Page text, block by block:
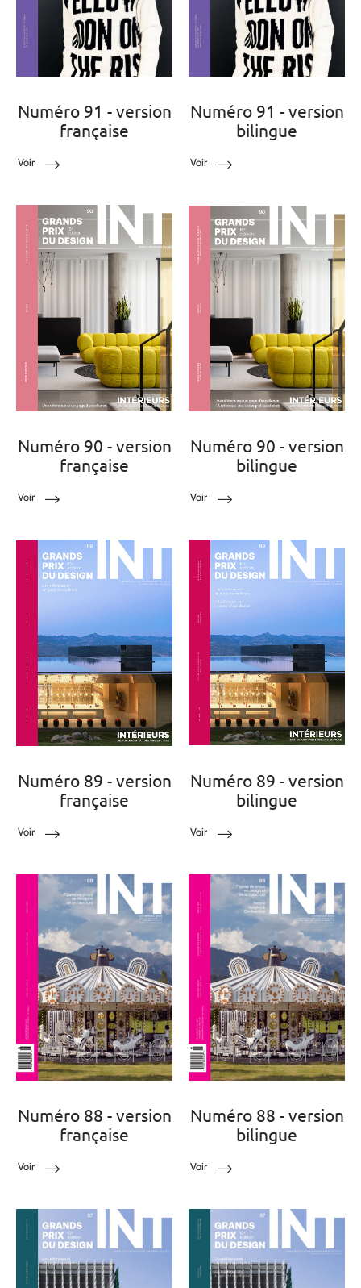
Numéro 91 - version
française
Voir
Numéro 91 - version
bilingue
Voir
Numéro 90 - version
française
Voir
Numéro 90 - version
bilingue
Voir
Numéro 89 - version
française
Voir
Numéro 89 - version
bilingue
Voir
Numéro 88 - version
française
Voir
Numéro 88 - version
bilingue
Voir